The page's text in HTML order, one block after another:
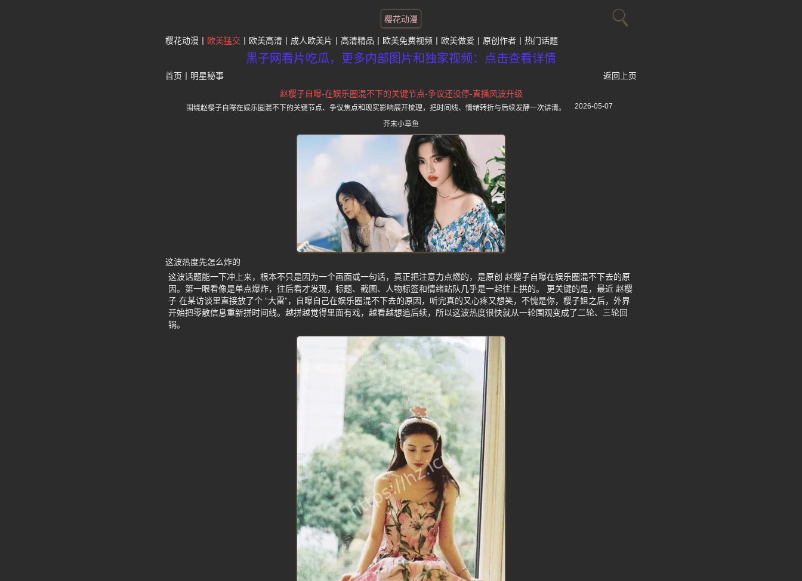
樱花动漫
樱花动漫 欧美猛交 欧美高清 成人欧美片 高清精品 欧美免费视频 欧美做爱 原创作者 热门话题
黑子网看片吃瓜，更多内部图片和独家视频：点击查看详情
首页 明星秘事
返回上页
赵樱子自曝-在娱乐圈混不下的关键节点-争议还没停-直播风波升级
围绕赵樱子自曝在娱乐圈混不下的关键节点、争议焦点和现实影响展开梳理，把时间线、情绪转折与后续发酵一次讲清。 2026-05-07
芥末小章鱼
这波热度先怎么炸的
这波话题能一下冲上来，根本不只是因为一个画面或一句话，真正把注意力点燃的，是原创 赵樱子自曝在娱乐圈混不下去的原
因。第一眼看像是单点爆炸，往后看才发现，标题、截图、人物标签和情绪站队几乎是一起往上拱的。 更关键的是，最近 赵樱
子 在某访谈里直接放了个 “大雷”，自曝自己在娱乐圈混不下去的原因，听完真的又心疼又想笑，不愧是你，樱子姐之后，外界
开始把零散信息重新拼时间线。越拼越觉得里面有戏，越看越想追后续，所以这波热度很快就从一轮围观变成了二轮、三轮回
锅。